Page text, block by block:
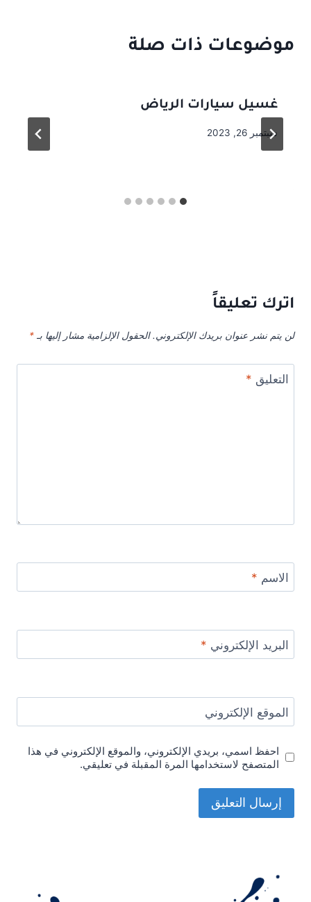
موضوعات ذات صلة
غسيل سيارات الرياض
سبتمبر 26, 2023
اترك تعليقاً
لن يتم نشر عنوان بريدك الإلكتروني. الحقول الإلزامية مشار إليها بـ *
التعليق *
الاسم *
البريد الإلكتروني *
الموقع الإلكتروني
احفظ اسمي، بريدي الإلكتروني، والموقع الإلكتروني في هذا
المتصفح لاستخدامها المرة المقبلة في تعليقي.